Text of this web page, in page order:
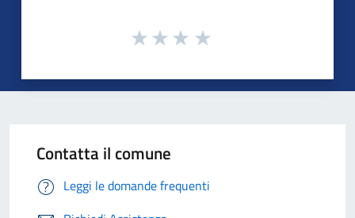
Contatta il comune
Leggi le domande frequenti